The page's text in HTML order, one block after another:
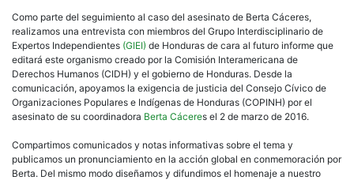
Como parte del seguimiento al caso del asesinato de Berta Cáceres,
realizamos una entrevista con miembros del Grupo Interdisciplinario de
Expertos Independientes (GIEI) de Honduras de cara al futuro informe que
editará este organismo creado por la Comisión Interamericana de
Derechos Humanos (CIDH) y el gobierno de Honduras. Desde la
comunicación, apoyamos la exigencia de justicia del Consejo Cívico de
Organizaciones Populares e Indígenas de Honduras (COPINH) por el
asesinato de su coordinadora Berta Cáceres el 2 de marzo de 2016.
Compartimos comunicados y notas informativas sobre el tema y
publicamos un pronunciamiento en la acción global en conmemoración por
Berta. Del mismo modo diseñamos y difundimos el homenaje a nuestro